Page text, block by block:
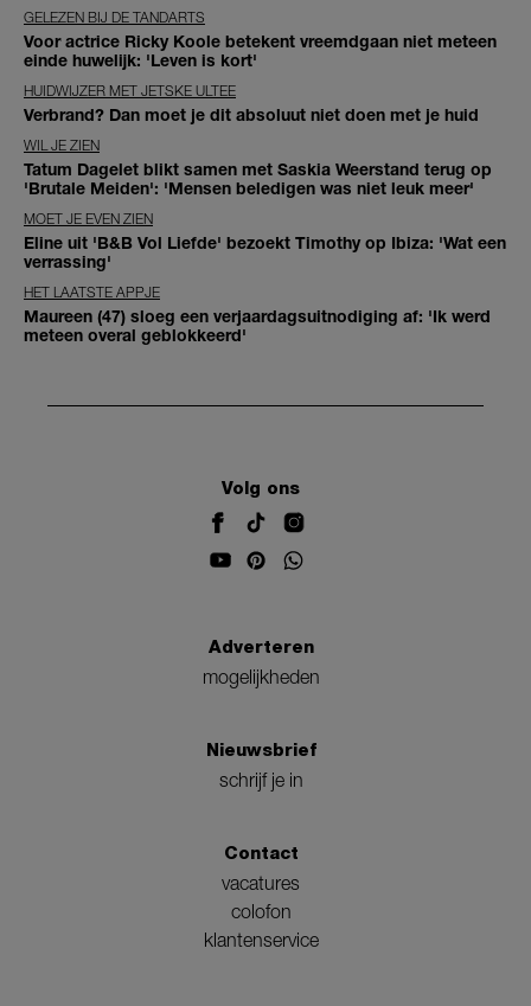
GELEZEN BIJ DE TANDARTS
Voor actrice Ricky Koole betekent vreemdgaan niet meteen
einde huwelijk: 'Leven is kort'
HUIDWIJZER MET JETSKE ULTEE
Verbrand? Dan moet je dit absoluut niet doen met je huid
WIL JE ZIEN
Tatum Dagelet blikt samen met Saskia Weerstand terug op
'Brutale Meiden': 'Mensen beledigen was niet leuk meer'
MOET JE EVEN ZIEN
Eline uit 'B&B Vol Liefde' bezoekt Timothy op Ibiza: 'Wat een
verrassing'
HET LAATSTE APPJE
Maureen (47) sloeg een verjaardagsuitnodiging af: 'Ik werd
meteen overal geblokkeerd'
Volg ons
Adverteren
mogelijkheden
Nieuwsbrief
schrijf je in
Contact
vacatures
colofon
klantenservice